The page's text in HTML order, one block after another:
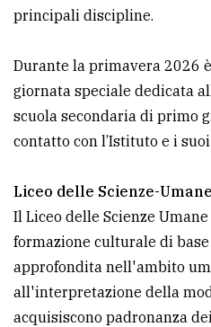
principali discipline.
Durante la primavera 2026
giornata speciale dedicata
scuola secondaria di primo
contatto con l’Istituto e i
Liceo delle Scienze-Umane
Il Liceo delle Scienze
formazione culturale di
approfondita nell'ambito
all'interpretazione della
acquisiscono padronanza